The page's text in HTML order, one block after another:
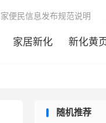
家居新化 新化黄
便民信息发布规范说明
随机推荐